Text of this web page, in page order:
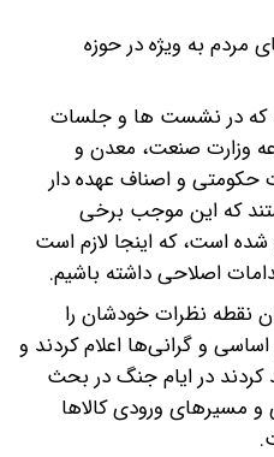
مردم به ویژه در حوزه
که در نشست ها و جلسات
وزارت صنعت، معدن و
حکومتی و اصناف عهده دار
که این موجب برخی
شده است، که اینجا لازم است
اصلاحی داشته باشیم.
نقطه نظرات خودشان را
اساسی و گرانی‌ها اعلام کردند و
کردند در ایام جنگ در بحث
مسیر‌های ورودی کالا‌ها